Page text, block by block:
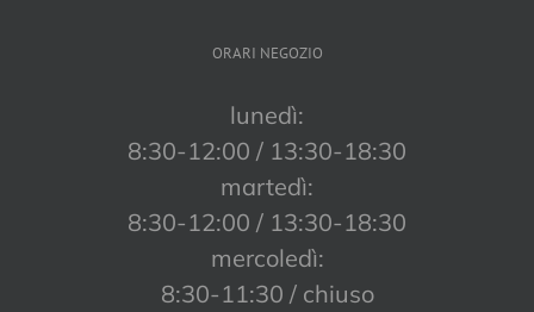
ORARI NEGOZIO
lunedì:
8:30-12:00 / 13:30-18:30
martedì:
8:30-12:00 / 13:30-18:30
mercoledì:
8:30-11:30 / chiuso